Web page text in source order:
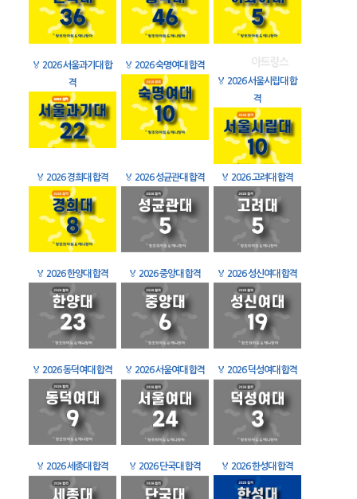
🏅 2026 서울과기대 합
격
🏅 2026 숙명여대 합격
🏅 2026 서울시립대 합
격
🏅 2026 경희대 합격 🏅 2026 성균관대 합격 🏅 2026 고려대 합격
🏅 2026 한양대 합격 🏅 2026 중앙대 합격 🏅 2026 성신여대 합격
🏅 2026 동덕여대 합격 🏅 2026 서울여대 합격 🏅 2026 덕성여대 합격
🏅 2026 세종대 합격 🏅 2026 단국대 합격 🏅 2026 한성대 합격